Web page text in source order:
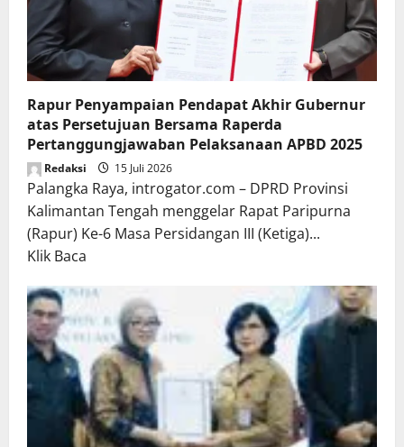
Rapur Penyampaian Pendapat Akhir Gubernur
atas Persetujuan Bersama Raperda
Pertanggungjawaban Pelaksanaan APBD 2025
Redaksi 15 Juli 2026
Palangka Raya, introgator.com – DPRD Provinsi
Kalimantan Tengah menggelar Rapat Paripurna
(Rapur) Ke-6 Masa Persidangan III (Ketiga)...
Klik Baca
about
Rapur
Penyampaian
Pendapat
Akhir
Gubernur
atas